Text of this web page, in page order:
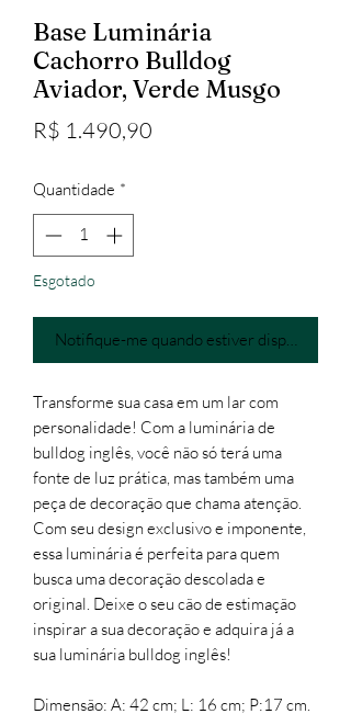
Base Luminária
Cachorro Bulldog
Aviador, Verde Musgo
R$ 1.490,90
Quantidade *
Esgotado
Notifique-me quando estiver disponível
Transforme sua casa em um lar com
personalidade! Com a luminária de
bulldog inglês, você não só terá uma
fonte de luz prática, mas também uma
peça de decoração que chama atenção.
Com seu design exclusivo e imponente,
essa luminária é perfeita para quem
busca uma decoração descolada e
original. Deixe o seu cão de estimação
inspirar a sua decoração e adquira já a
sua luminária bulldog inglês!
Dimensão: A: 42 cm; L: 16 cm; P:17 cm.